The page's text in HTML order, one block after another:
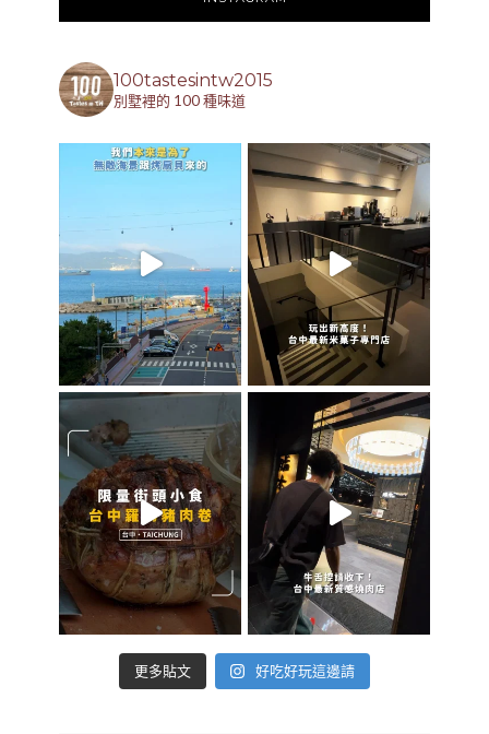
100tastesintw2015
別墅裡的 100 種味道
更多貼文 好吃好玩這邊請